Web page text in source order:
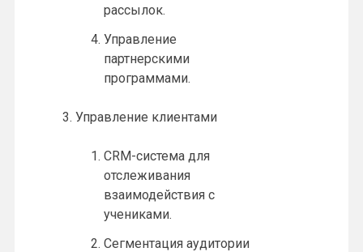
рассылок.
Управление
партнерскими
программами.
Управление клиентами
CRM-система для
отслеживания
взаимодействия с
учениками.
Сегментация аудитории